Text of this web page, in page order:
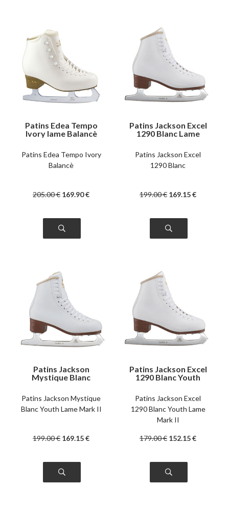
Patins Edea Tempo
Ivory lame Balancè
Patins Edea Tempo Ivory
Balancè
205.00€ 169.90€
Patins Jackson Excel
1290 Blanc Lame
Patins Jackson Excel
1290 Blanc
199.00€ 169.15€
Patins Jackson
Mystique Blanc
Patins Jackson Mystique
Blanc Youth Lame Mark II
199.00€ 169.15€
Patins Jackson Excel
1290 Blanc Youth
Patins Jackson Excel
1290 Blanc Youth Lame
Mark II
179.00€ 152.15€